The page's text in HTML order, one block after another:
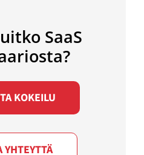
SaaS
KOKEILU
YHTEYTTÄ